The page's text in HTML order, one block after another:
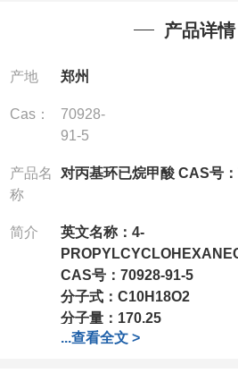
产品详情
产地 郑州
Cas：
70928-
91-5
产品名
称
对丙基环已烷甲酸 CAS号
简介 英文名称： 4-
CAS号： 70928-91-5
分子式： C10H18O2
分子量： 170.25
包装：1Mg ; 5Mg;10Mg
...查看全文 >